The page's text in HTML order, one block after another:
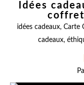
Idées
idées cadeaux, Carte
cadeaux,